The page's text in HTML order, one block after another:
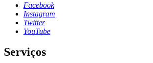
Facebook
Instagram
Twitter
YouTube
Serviços